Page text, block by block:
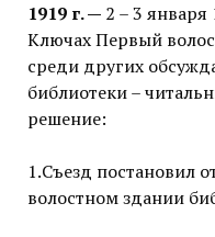
1919 г. — 2 – 3
Ключах Первый
среди других
библиотеки –
решение:
1.Съезд постановил
волостном здании